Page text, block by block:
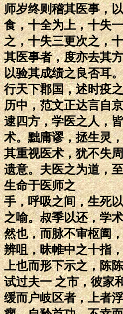
师岁终则稽其医事，
食，十全为上，十失
之，十失三更次之，
其医事者，度亦去其
以验其成绩之良否耳
行天下郡国，述时疫
历中，范文正达言自
逮四方，学医之人，
术。黜庸谬，拯生灵
其重视医术，犹不失
遗意。夫医之为道，
生命于医师之
手，呼吸之间，生死
之喻。叔季以还，学
然也，而脉不审枢阖
辨咀，昧帷中之十指
上也而形下示之，陈
试过夫一 之市，彼家
缓而户岐区者，上者